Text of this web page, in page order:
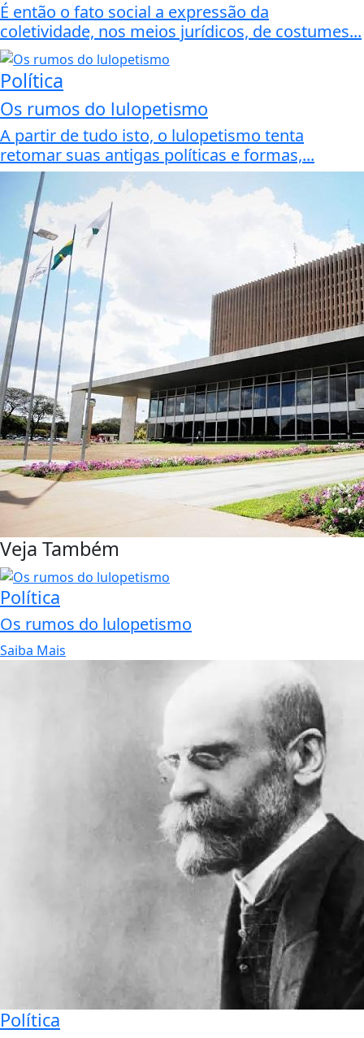
É então o fato social a expressão da
coletividade, nos meios jurídicos, de costumes...
Política
Os rumos do lulopetismo
A partir de tudo isto, o lulopetismo tenta
retomar suas antigas políticas e formas,...
Veja Também
Política
Os rumos do lulopetismo
Saiba Mais
Política